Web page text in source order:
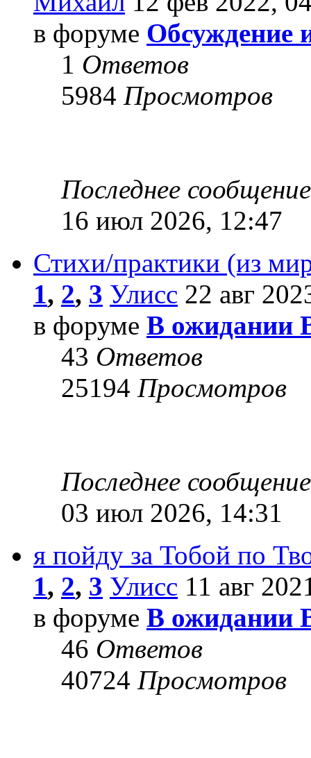
в форуме Обсуждение
1 Ответов
5984 Просмотров
Последнее
16 июл 2026, 12:47
Стихи/практики (из
1, 2, 3 Улисс 22 авг
в форуме В ожидании
43 Ответов
25194 Просмотров
Последнее
03 июл 2026, 14:31
я пойду за Тобой по
1, 2, 3 Улисс 11 авг
в форуме В ожидании
46 Ответов
40724 Просмотров